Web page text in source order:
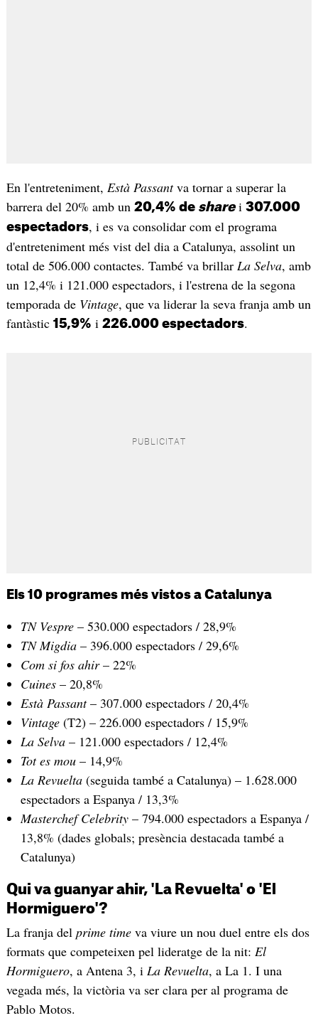
En l'entreteniment, Està Passantva tornar a superar la
barrera del 20% amb un 20,4% de share i 307.000
espectadors, i es va consolidar com el programa
d'entreteniment més vist del dia a Catalunya, assolint un
total de 506.000 contactes. També va brillar La Selva, amb
un 12,4% i 121.000 espectadors, i l'estrena de la segona
temporada de Vintage, que va liderar la seva franja amb un
fantàstic 15,9% i 226.000 espectadors.
Els 10 programes més vistos a Catalunya
TN Vespre– 530.000 espectadors / 28,9%
TN Migdia– 396.000 espectadors / 29,6%
Com si fos ahir– 22%
Cuines– 20,8%
Està Passant– 307.000 espectadors / 20,4%
Vintage(T2) – 226.000 espectadors / 15,9%
La Selva– 121.000 espectadors / 12,4%
Tot es mou– 14,9%
La Revuelta(seguida també a Catalunya) – 1.628.000
espectadors a Espanya / 13,3%
Masterchef Celebrity– 794.000 espectadors a Espanya /
13,8% (dades globals; presència destacada també a
Catalunya)
Qui va guanyar ahir, 'La Revuelta' o 'El
Hormiguero'?
La franja del prime timeva viure un nou duel entre els dos
formats que competeixen pel lideratge de la nit: El
Hormiguero, a Antena 3, i La Revuelta, a La 1. I una
vegada més, la victòria va ser clara per al programa de
Pablo Motos.